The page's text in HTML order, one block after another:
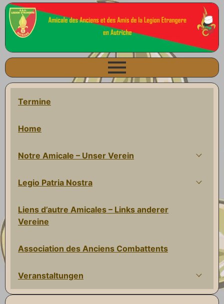
Termine
Home
Notre Amicale – Unser Verein
Legio Patria Nostra
Liens d’autre Amicales – Links anderer
Vereine
Association des Anciens Combattents
Veranstaltungen